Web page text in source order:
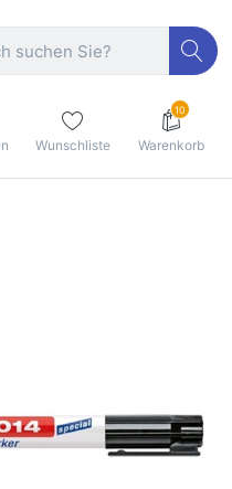
Wunschliste
10
Warenkorb